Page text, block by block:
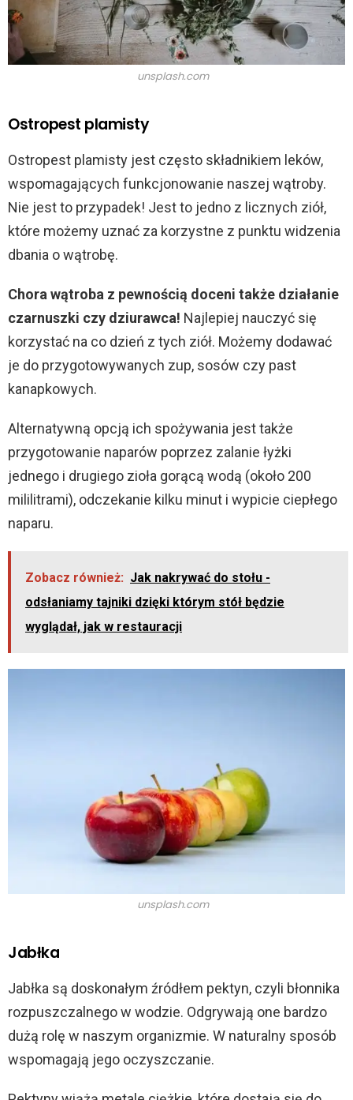
unsplash.com
Ostropest plamisty
Ostropest plamisty jest często składnikiem leków,
wspomagających funkcjonowanie naszej wątroby.
Nie jest to przypadek! Jest to jedno z licznych ziół,
które możemy uznać za korzystne z punktu widzenia
dbania o wątrobę.
Chora wątroba z pewnością doceni także działanie
czarnuszki czy dziurawca! Najlepiej nauczyć się
korzystać na co dzień z tych ziół. Możemy dodawać
je do przygotowywanych zup, sosów czy past
kanapkowych.
Alternatywną opcją ich spożywania jest także
przygotowanie naparów poprzez zalanie łyżki
jednego i drugiego zioła gorącą wodą (około 200
mililitrami), odczekanie kilku minut i wypicie ciepłego
naparu.
Zobacz również: Jak nakrywać do stołu -
odsłaniamy tajniki dzięki którym stół będzie
wyglądał, jak w restauracji
unsplash.com
Jabłka
Jabłka są doskonałym źródłem pektyn, czyli błonnika
rozpuszczalnego w wodzie. Odgrywają one bardzo
dużą rolę w naszym organizmie. W naturalny sposób
wspomagają jego oczyszczanie.